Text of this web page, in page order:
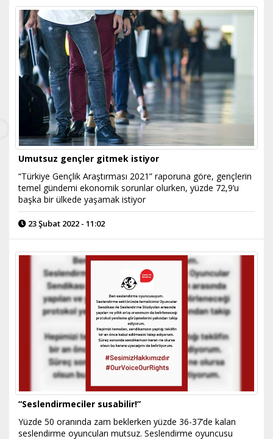
Umutsuz gençler gitmek istiyor
“Türkiye Gençlik Araştırması 2021” raporuna göre, gençlerin
temel gündemi ekonomik sorunlar olurken, yüzde 72,9’u
başka bir ülkede yaşamak istiyor
23 Şubat 2022 - 11:02
“Seslendirmeciler susabilir!”
Yüzde 50 oranında zam beklerken yüzde 36-37’de kalan
seslendirme oyuncuları mutsuz. Seslendirme oyuncusu